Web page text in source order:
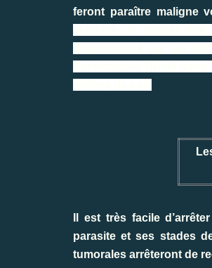
feront paraître maligne
Il est très facile
parasite et ses stades
tumorales arrêteront de